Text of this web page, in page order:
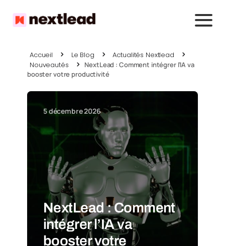
Accueil Le Blog
Actualités Nextlead
Nouveautés
NextLead : Comment intégrer l’IA va
booster votre productivité
5 décembre 2026
NextLead : Comment
intégrer l’IA va
booster votre